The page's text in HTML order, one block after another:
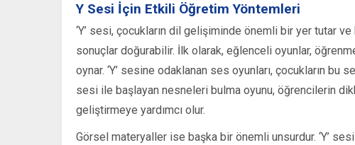
Y Sesi İçin Etkili Öğretim Yöntemleri
‘Y’ sesi, çocukların dil gelişiminde önemli bir yer tutar
sonuçlar doğurabilir. İlk olarak, eğlenceli oyunlar,
oynar. ‘Y’ sesine odaklanan ses oyunları, çocukların bu
sesi ile başlayan nesneleri bulma oyunu, öğrencilerin
geliştirmeye yardımcı olur.
Görsel materyaller ise başka bir önemli unsurdur. ‘Y’